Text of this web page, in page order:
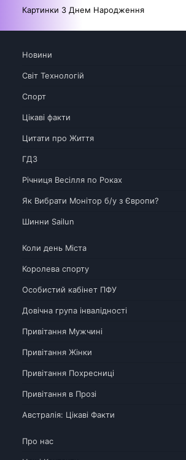
Картинки З Днем Народження
Новини
Світ Технологій
Спорт
Цікаві факти
Цитати про Життя
ГДЗ
Річниця Весілля по Роках
Як Вибрати Монітор б/у з Європи?
Шинни Sailun
Коли день Міста
Королева спорту
Особистий кабінет ПФУ
Довічна група інвалідності
Привітання Мужчині
Привітання Жінки
Привітання Похресниці
Привітання в Прозі
Австралія: Цікаві Факти
Про нас